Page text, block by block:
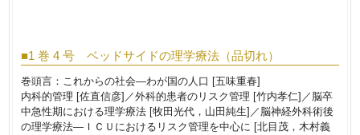
■1 巻 4 号 ベッドサイドの理学療法（品切れ）
巻頭言：これからの社会―わが国の人口 [五味重春]
内科的管理 [佐直信彦]／外科的患者のリスク管理 [竹内孝仁]／脳卒
中急性期における理学療法 [牧田光代，山田純生]／脳神経外科術後
の理学療法―ＩＣＵにおけるリスク管理を中心に [北目茂，木村義